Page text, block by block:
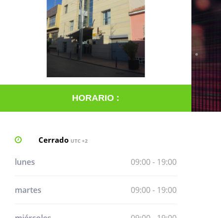
HORARIO :
Cerrado UTC +2
lunes 09:00 - 19:00
martes 09:00 - 19:00